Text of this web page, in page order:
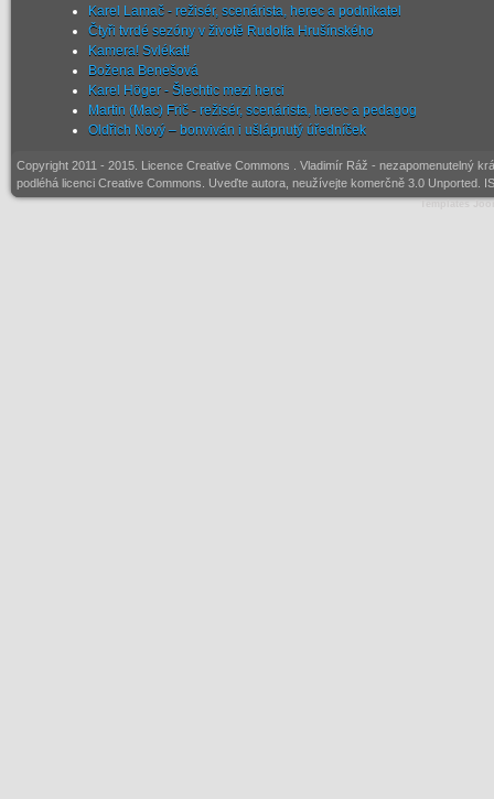
Karel Lamač - režisér, scenárista, herec a podnikatel
Čtyři tvrdé sezóny v životě Rudolfa Hrušínského
Kamera! Svlékat!
Božena Benešová
Karel Höger - Šlechtic mezi herci
Martin (Mac) Frič - režisér, scenárista, herec a pedagog
Oldřich Nový – bonviván i ušlápnutý úředníček
Copyright 2011 - 2015. Licence Creative Commons
. Vladimír Ráž - nezapomenutelný
podléhá licenci Creative Commons. Uveďte autora, neužívejte komerčně 3.0 Unported.
Templates